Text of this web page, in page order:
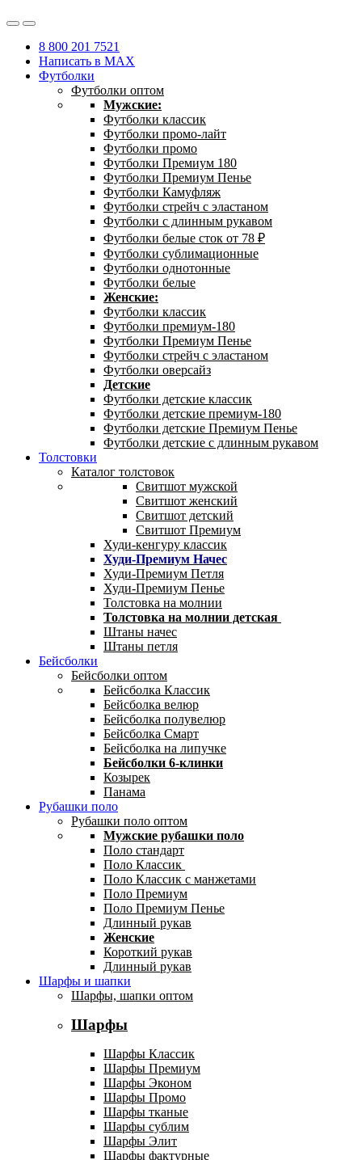
8 800 201 7521
Написать в MAX
Футболки
Футболки оптом
Мужские:
Футболки классик
Футболки промо-лайт
Футболки промо
Футболки Премиум 180
Футболки Премиум Пенье
Футболки Камуфляж
Футболки стрейч с эластаном
Футболки с длинным рукавом
Футболки белые сток от 78 ₽
Футболки сублимационные
Футболки однотонные
Футболки белые
Женские:
Футболки классик
Футболки премиум-180
Футболки Премиум Пенье
Футболки стрейч с эластаном
Футболки оверсайз
Детские
Футболки детские классик
Футболки детские премиум-180
Футболки детские Премиум Пенье
Футболки детские с длинным рукавом
Толстовки
Каталог толстовок
Свитшот мужской
Свитшот женский
Свитшот детский
Свитшот Премиум
Худи-кенгуру классик
Худи-Премиум Начес
Худи-Премиум Петля
Худи-Премиум Пенье
Толстовка на молнии
Толстовка на молнии детская
Штаны начес
Штаны петля
Бейсболки
Бейсболки оптом
Бейсболка Классик
Бейсболка велюр
Бейсболка полувелюр
Бейсболка Смарт
Бейсболка на липучке
Бейсболки 6-клинки
Козырек
Панама
Рубашки поло
Рубашки поло оптом
Мужские рубашки поло
Поло стандарт
Поло Классик
Поло Классик с манжетами
Поло Премиум
Поло Премиум Пенье
Длинный рукав
Женские
Короткий рукав
Длинный рукав
Шарфы и шапки
Шарфы, шапки оптом
Шарфы
Шарфы Классик
Шарфы Премиум
Шарфы Эконом
Шарфы Промо
Шарфы тканые
Шарфы сублим
Шарфы Элит
Шарфы фактурные